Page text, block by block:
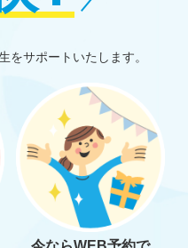
をサポートいたします。